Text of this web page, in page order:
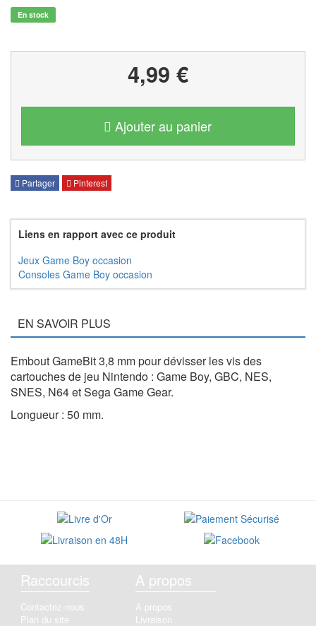
En stock
4,99 €
Ajouter au panier
Partager Pinterest
Liens en rapport avec ce produit
Jeux Game Boy occasion
Consoles Game Boy occasion
EN SAVOIR PLUS
Embout GameBit 3,8 mm pour dévisser les vis des
cartouches de jeu Nintendo : Game Boy, GBC, NES,
SNES, N64 et Sega Game Gear.
Longueur : 50 mm.
Raccourcis
Contactez-nous
Plan du site
A propos
A propos
Livraison